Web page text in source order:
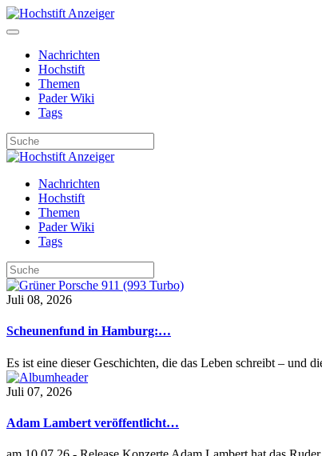
Nachrichten
Hochstift
Themen
Pader Wiki
Tags
Nachrichten
Hochstift
Themen
Pader Wiki
Tags
Juli 08, 2026
Scheunenfund in Hamburg:…
Es ist eine dieser Geschichten, die das Leben schreibt – und
Juli 07, 2026
Adam Lambert veröffentlicht…